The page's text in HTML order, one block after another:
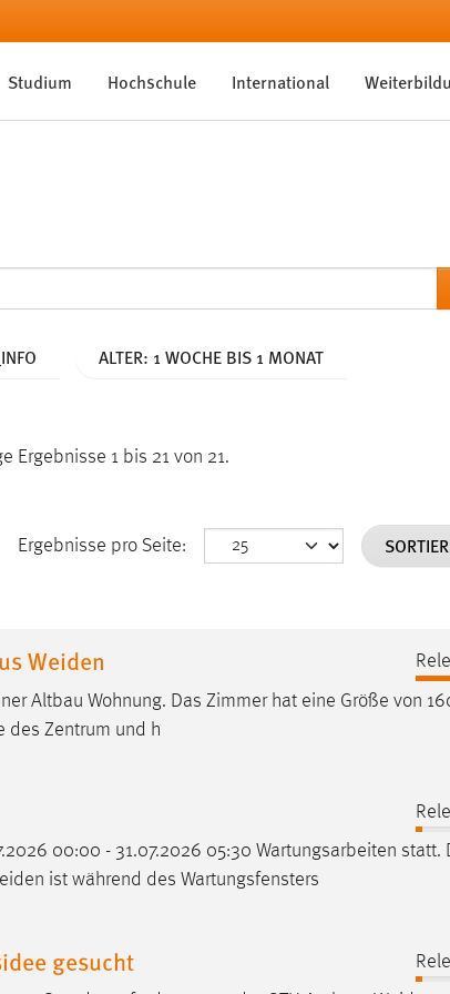
Studium Hochschule International
ALTER: 1 WOCHE BIS 1 MONAT
Ergebnisse 1 bis 21 von 21.
Ergebnisse pro Seite:
Weiden
Altbau Wohnung. Das Zimmer hat eine Größe von
des Zentrum und h
00:00 - 31.07.2026 05:30 Wartungsarbeiten statt.
ist während des Wartungsfensters
gesucht